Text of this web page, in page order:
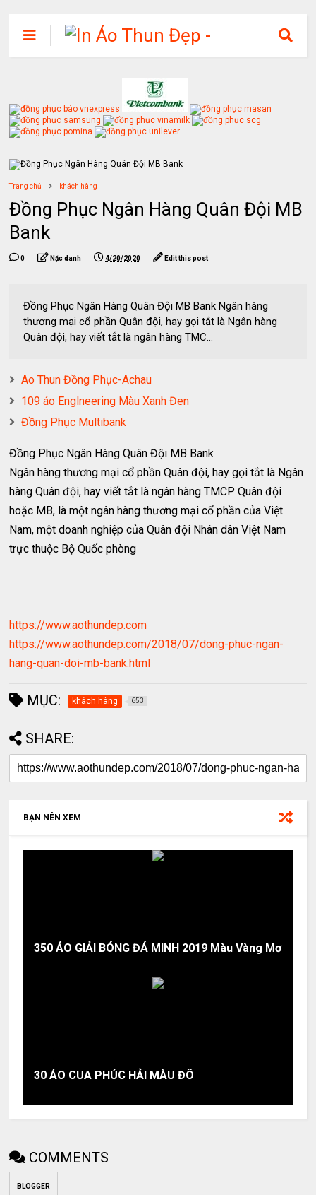
Trang chủ khách hàng
Đồng Phục Ngân Hàng Quân Đội MB
Bank
0 Nặc danh 4/20/2020 Edit this post
Đồng Phục Ngân Hàng Quân Đội MB Bank Ngân hàng
thương mại cổ phần Quân đội, hay gọi tắt là Ngân hàng
Quân đội, hay viết tắt là ngân hàng TMC...
Ao Thun Đồng Phục-Achau
109 áo Englneering Màu Xanh Đen
Đồng Phục Multibank
Đồng Phục Ngân Hàng Quân Đội MB Bank
Ngân hàng thương mại cổ phần Quân đội, hay gọi tắt là Ngân
hàng Quân đội, hay viết tắt là ngân hàng TMCP Quân đội
hoặc MB, là một ngân hàng thương mại cổ phần của Việt
Nam, một doanh nghiệp của Quân đội Nhân dân Việt Nam
trực thuộc Bộ Quốc phòng
https://www.aothundep.com
https://www.aothundep.com/2018/07/dong-phuc-ngan-
hang-quan-doi-mb-bank.html
MỤC: khách hàng 653
SHARE:
BẠN NÊN XEM
350 ÁO GIẢI BÓNG ĐÁ MINH 2019 Màu Vàng Mơ
30 ÁO CUA PHÚC HẢI MÀU ĐÔ
COMMENTS
BLOGGER